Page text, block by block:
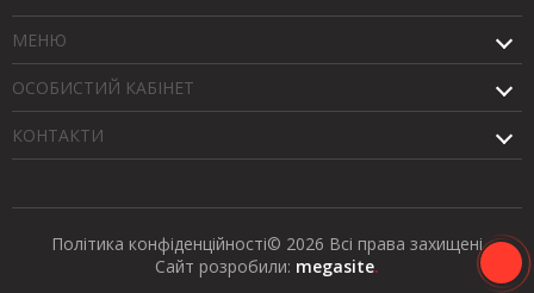
МЕНЮ
ОСОБИСТИЙ КАБІНЕТ
КОНТАКТИ
Політика конфіденційності© 2026 Всі права захищені
Сайт розробили: megasite.